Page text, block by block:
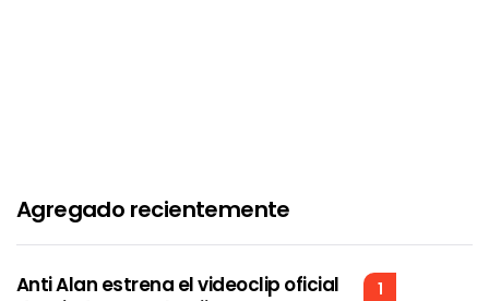
Agregado recientemente
1
Anti Alan estrena el videoclip oficial